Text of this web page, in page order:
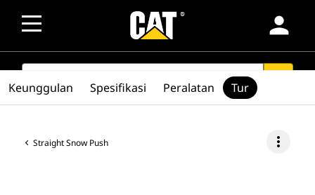
person
SEARCH
Straight Snow Push more_vert
Keunggulan Spesifikasi Peralatan Tur